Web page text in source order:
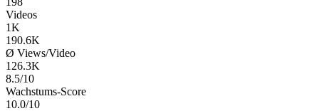
Videos
1K
190.6K
Ø Views/Video
126.3K
8.5/10
Wachstums-Score
10.0/10